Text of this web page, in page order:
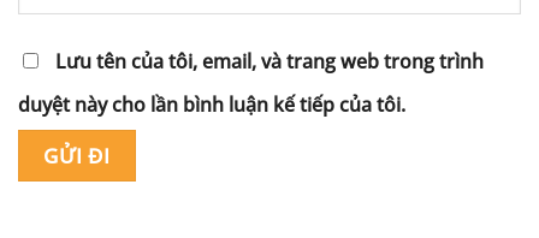
Lưu tên của tôi, email, và trang web trong trình
duyệt này cho lần bình luận kế tiếp của tôi.